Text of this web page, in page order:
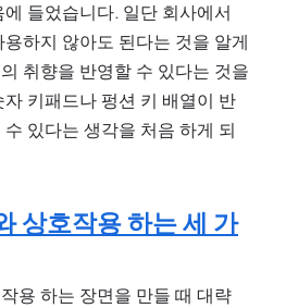
들었습니다. 일단 회사에서
하지 않아도 된다는 것을 알게
취향을 반영할 수 있다는 것을
키패드나 펑션 키 배열이 반
있다는 생각을 처음 하게 되
상호작용 하는 세 가
용 하는 장면을 만들 때 대략